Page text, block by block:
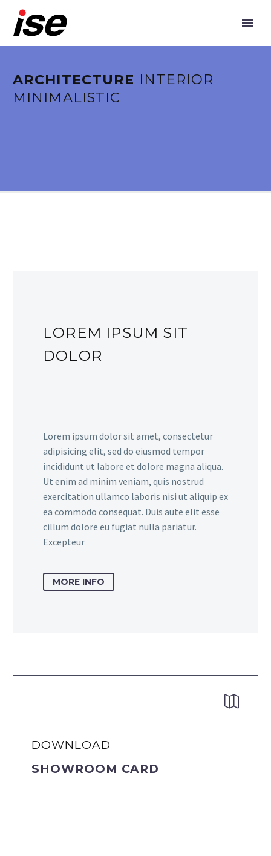
ARCHITECTURE INTERIOR
MINIMALISTIC
LOREM IPSUM SIT
DOLOR
Lorem ipsum dolor sit amet, consectetur
adipisicing elit, sed do eiusmod tempor
incididunt ut labore et dolore magna aliqua.
Ut enim ad minim veniam, quis nostrud
exercitation ullamco laboris nisi ut aliquip ex
ea commodo consequat. Duis aute elit esse
cillum dolore eu fugiat nulla pariatur.
Excepteur
MORE INFO


DOWNLOAD
SHOWROOM CARD